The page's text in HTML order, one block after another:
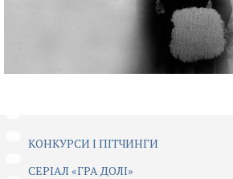
КОНКУРСИ І ПІТЧИНГИ
CЕРІАЛ «ГРА ДОЛІ»